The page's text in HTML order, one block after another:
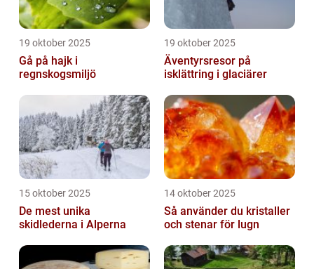
19 oktober 2025
Gå på hajk i
regnskogsmiljö
19 oktober 2025
Äventyrsresor på
isklättring i glaciärer
15 oktober 2025
De mest unika
skidlederna i Alperna
14 oktober 2025
Så använder du kristaller
och stenar för lugn